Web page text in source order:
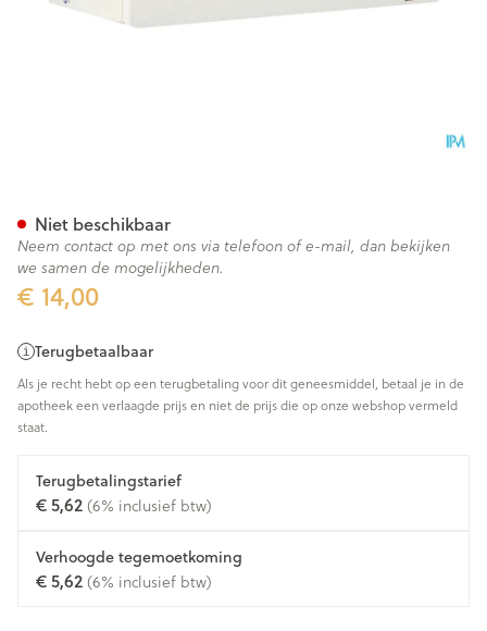
€ 14,00
Terugbetaalbaar
Als je recht hebt op een terugbetaling voor dit geneesmiddel, betaal je in de
apotheek een verlaagde prijs en niet de prijs die op onze webshop vermeld
staat.
Terugbetalingstarief
€ 5,62(6% inclusief btw)
Verhoogde tegemoetkoming
€ 5,62(6% inclusief btw)
Niet beschikbaar
Neem contact op met ons via telefoon of e-mail, dan bekijken
we samen de mogelijkheden.